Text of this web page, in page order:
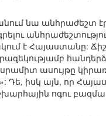
նա անհրաժեշտ
է Հայաստանը:
ասույթը
Դե, իսկ այն, որ
ոգու